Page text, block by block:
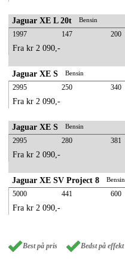
Jaguar XE L 20t Bensin
1997 147 200
Fra kr 2 090,-
Jaguar XE S Bensin
2995 250 340
Fra kr 2 090,-
Jaguar XE S Bensin
2995 280 381
Fra kr 2 090,-
Jaguar XE SV Project 8 Bensin
5000 441 600
Fra kr 2 090,-
Best på pris Bedst på effekt